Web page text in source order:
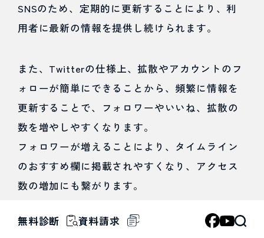
無料診断 資料請求
SNSのため、定期的に更新することにより、利
用者に最新の情報を提供し続けられます。
また、Twitterの仕様上、拡散やアカウントのフ
ォローが簡単にできることから、頻繁に情報を
更新することで、フォロワーやいいね、拡散の
数を増やしやすくなります。
フォロワーが増えることにより、タイムライン
のおすすめ欄に掲載されやすくなり、アクセス
数の増加にも繋がります。
しておくと、ホームページへの誘導もしやすく